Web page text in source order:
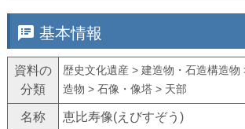
speaker_notes 基本情報
資料の
分類
歴史文化遺産 > 建造物・石造構造物
造物 > 石像・像塔 > 天部
名称 恵比寿像(えびすぞう)